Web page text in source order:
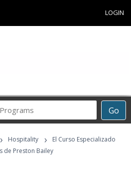
LOGIN
Go
Career
Programs
› Hospitality ›
El Curso Especializado
de Preston Bailey